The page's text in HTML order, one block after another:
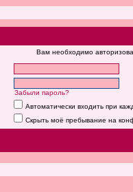
Вам необходимо
Забыли пароль?
Автоматически входить при
Скрыть моё пребывание на